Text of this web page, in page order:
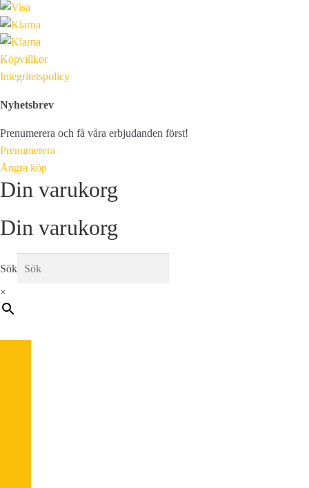
Köpvillkor
Integritetspolicy
Nyhetsbrev
Prenumerera och få våra erbjudanden först!
Prenumerera
Ångra köp
Din varukorg
Din varukorg
Sök
×